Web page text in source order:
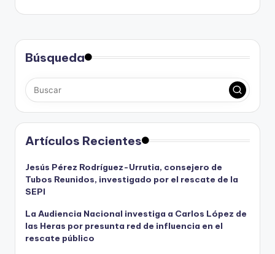
Búsqueda
Artículos Recientes
Jesús Pérez Rodríguez-Urrutia, consejero de
Tubos Reunidos, investigado por el rescate de la
SEPI
La Audiencia Nacional investiga a Carlos López de
las Heras por presunta red de influencia en el
rescate público